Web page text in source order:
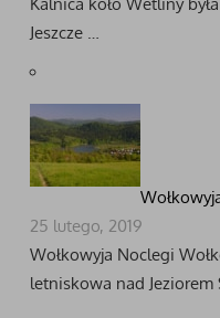
Jeszcze …
25 lutego, 2019
Wołkowyja Noclegi
letniskowa nad Jeziorem